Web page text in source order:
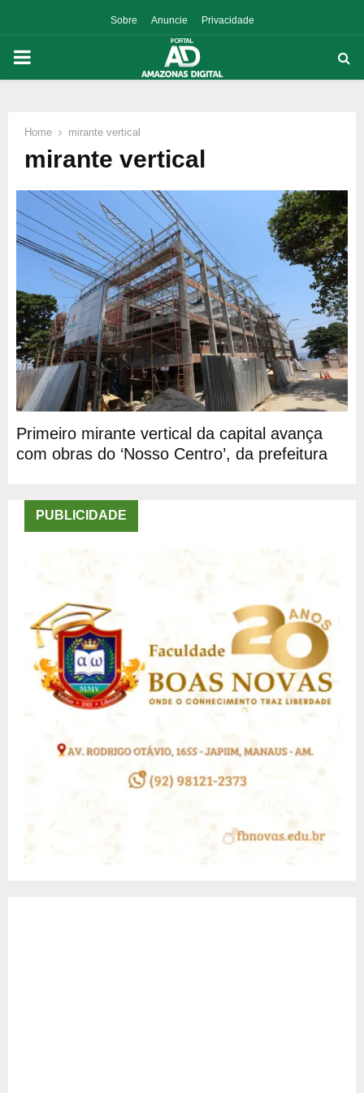
Sobre Anuncie Privacidade
PRIMARY
Home mirante vertical
mirante vertical
Primeiro mirante vertical da capital avança
com obras do ‘Nosso Centro’, da prefeitura
PUBLICIDADE